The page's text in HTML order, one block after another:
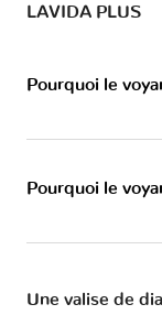
LAVIDA PLUS
Pourquoi le
Pourquoi le
Une valise de